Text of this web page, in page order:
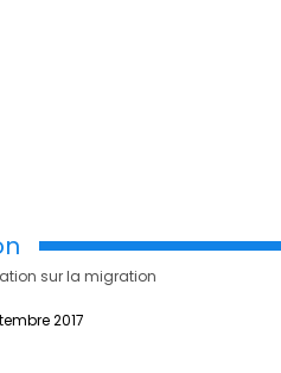
sur la migration
2017